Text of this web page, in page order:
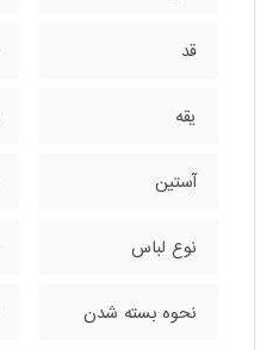
قد
یقه
آستین
نوع لباس
نحوه بسته شدن